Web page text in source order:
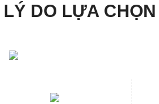
LÝ DO LỰA